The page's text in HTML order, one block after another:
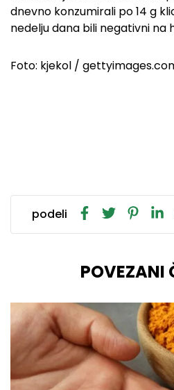
dnevno konzumirali po 14 g
nedelju dana bili negativni na
Foto: kjekol /
podeli
POVEZANI